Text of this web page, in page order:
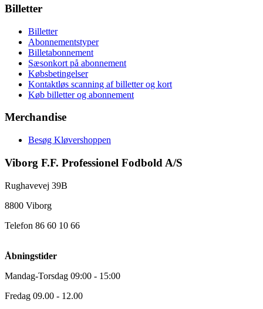
Billetter
Billetter
Abonnementstyper
Billetabonnement
Sæsonkort på abonnement
Købsbetingelser
Kontaktløs scanning af billetter og kort
Køb billetter og abonnement
Merchandise
Besøg Kløvershoppen
Viborg F.F. Professionel Fodbold A/S
Rughavevej 39B
8800 Viborg
Telefon 86 60 10 66
Åbningstider
Mandag-Torsdag 09:00 - 15:00
Fredag 09.00 - 12.00